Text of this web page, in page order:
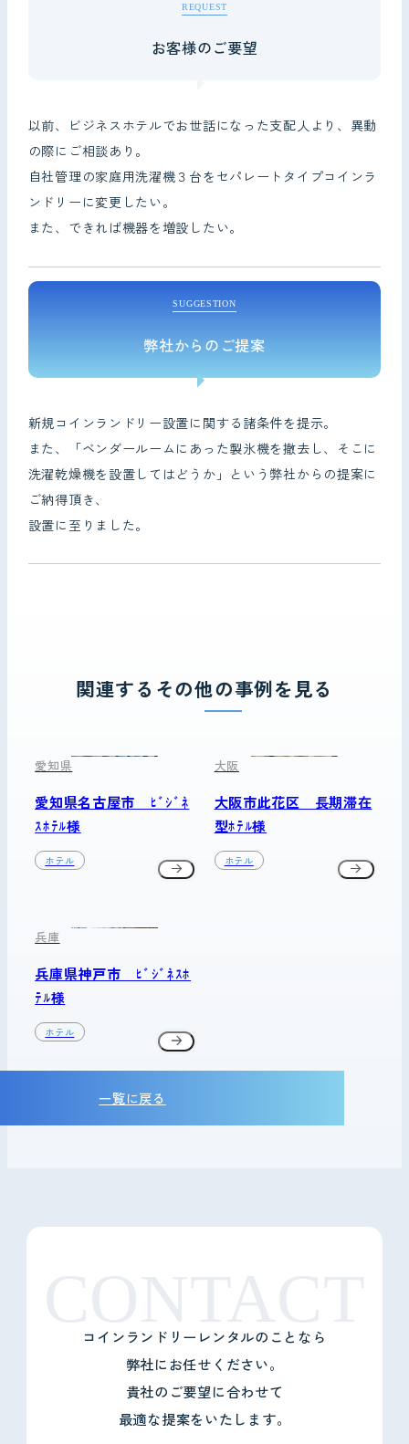
REQUEST
お客様のご要望
以前、ビジネスホテルでお世話になった支配人より、異動
の際にご相談あり。
自社管理の家庭用洗濯機３台をセパレートタイプコインラ
ンドリーに変更したい。
また、できれば機器を増設したい。
SUGGESTION
弊社からのご提案
新規コインランドリー設置に関する諸条件を提示。
また、「ベンダールームにあった製氷機を撤去し、そこに
洗濯乾燥機を設置してはどうか」という弊社からの提案に
ご納得頂き、
設置に至りました。
関連するその他の事例を見る
愛知県
愛知県名古屋市 ﾋﾞｼﾞﾈ
ｽﾎﾃﾙ様
ホテル
大阪
大阪市此花区 長期滞在
型ﾎﾃﾙ様
ホテル
兵庫
兵庫県神戸市 ﾋﾞｼﾞﾈｽﾎ
ﾃﾙ様
ホテル
一覧に戻る
コインランドリーレンタルのことなら
弊社にお任せください。
貴社のご要望に合わせて
最適な提案をいたします。